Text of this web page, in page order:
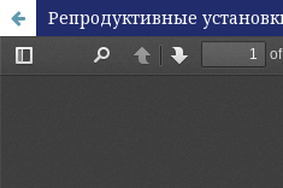
Репродуктивные